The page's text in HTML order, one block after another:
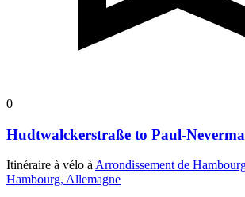
0
Hudtwalckerstraße to Paul-
Itinéraire à vélo àArrondissement de
Hambourg, Allemagne